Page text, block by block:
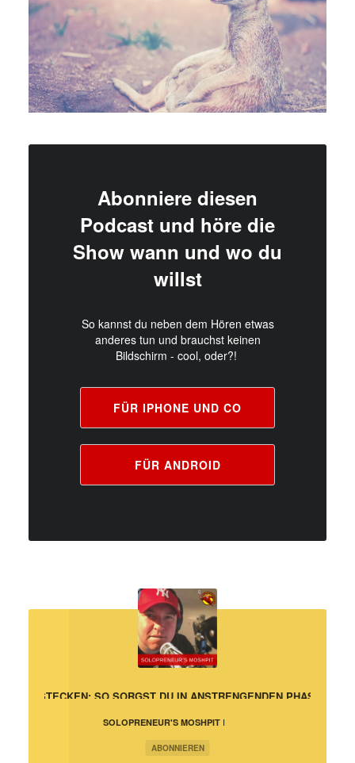
Abonniere diesen
Podcast und höre die
Show wann und wo du
willst
So kannst du neben dem Hören etwas
anderes tun und brauchst keinen
Bildschirm - cool, oder?!
FÜR IPHONE UND CO
FÜR ANDROID
SOLOPRENEUR'S MOSHPIT |
TÄGLICHENABONNIEREN
WEGSTECKEN: SO SORGST DU IN ANSTRENGENDEN PHASEN FÜR